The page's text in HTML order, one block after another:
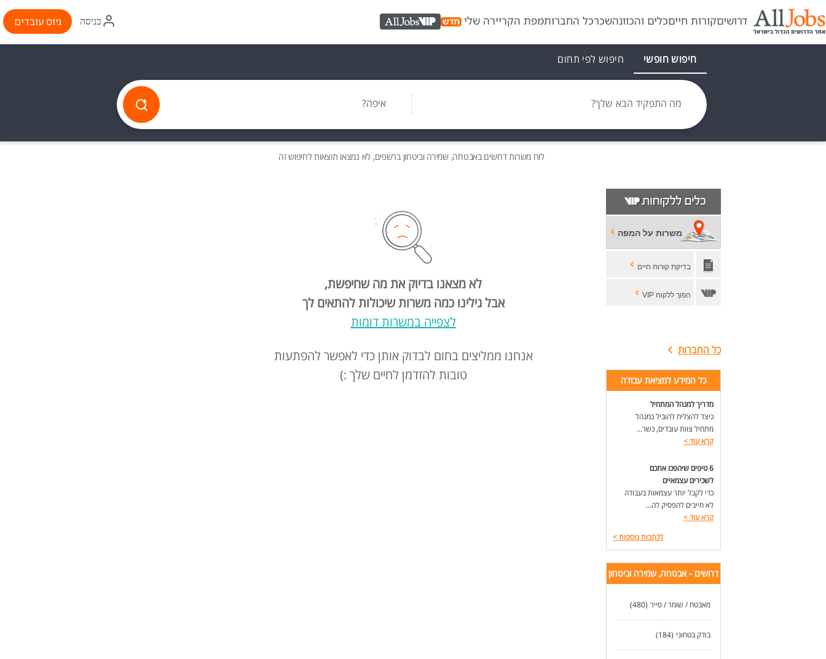
דרושיםקורות חייםכלים והכוונהשכרכל החברותמפת הקריירה שלי AllJobs VIP
איקון
התחברות
כניסה גיוס עובדים
חיפוש חופשי חיפוש לפי תחום
מה התפקיד הבא שלך? איפה?
לוח משרותדרושים באבטחה, שמירה וביטחון ברשפים, לא נמצאו תוצאות לחיפוש זה
משרות על המפה
בדיקת קורות חיים
הפוך ללקוח VIP
כל החברות
כל המידע למציאת עבודה
מדריך למנהל המתחיל
כיצד להצליח להוביל כמנהל
מתחיל צוות עובדים, כשר...
קרא עוד>
6 טיפים שיהפכו אתכם
לשכירים עצמאיים
כדי לקבל יותר עצמאות בעבודה
לא חייבים להפסיק לה...
קרא עוד>
לכתבות נוספות>
דרושים - אבטחה, שמירה וביטחון
מאבטח / שומר / סייר (480)
בודק בטחוני (184)
לא מצאנו בדיוק את מה שחיפשת,
אבל גילינו כמה משרות שיכולות להתאים לך
לצפייה במשרות דומות
אנחנו ממליצים בחום לבדוק אותן כדי לאפשר להפתעות
טובות להזדמן לחיים שלך :)